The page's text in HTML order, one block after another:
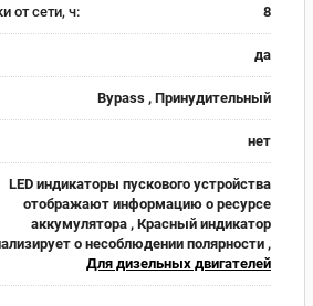
от сети, ч: 8
да
Bypass , Принудительный
нет
LED индикаторы пускового устройства
отображают информацию о ресурсе
аккумулятора , Красный индикатор
о несоблюдении полярности ,
Для дизельных двигателей